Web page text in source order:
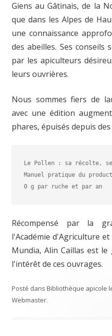
Giens au Gâtinais, de la
que dans les Alpes de
une connaissance
des abeilles. Ses conseils
par les apiculteurs
leurs ouvrières.
Nous sommes fiers de
avec une édition
phares, épuisés depuis des
Le Pollen : sa récolte,
Manuel pratique du
0 g par ruche et par an
Récompensé par la
l'Académie d'Agriculture
Mundia, Alin Caillas est
l'intérêt de ces ouvrages.
Posté dans Bibliothèque apicole
Webmaster.